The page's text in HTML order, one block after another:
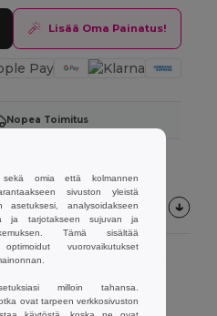
Lisää Oma Painatus!
Nopea Toimitus
tuotekuvan väri ei välttämättä vastaa
sekä omia että kolmannen
sivuston yleistä
asetuksesi, analysoidakseen
ja tarjotakseen sujuvan ja
Tämä sisältää
vuorovaikutukset
milloin tahansa.
ovat tarpeen verkkosivuston